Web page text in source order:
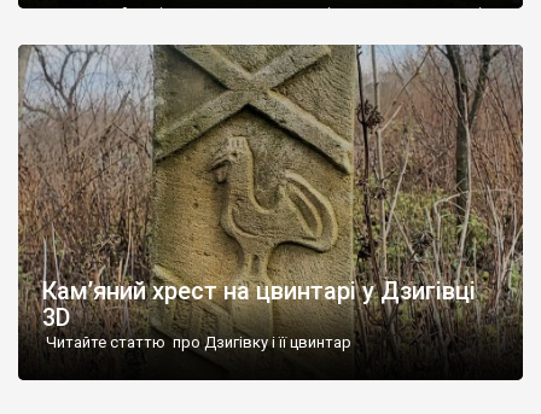
радянський період у ньому спочатку містилася школа, потім
століття тут розмістили туберкульозну лікарню. Коли із
палацу виїхала лікарня – ми точно не […]
Кам’яний хрест на цвинтарі у Дзигівці
3D
Читайте статтю про Дзигівку і її цвинтар